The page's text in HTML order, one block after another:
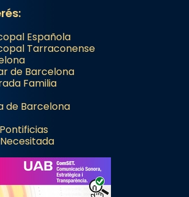
Española
Tarraconense
de Barcelona
Familia
de Barcelona